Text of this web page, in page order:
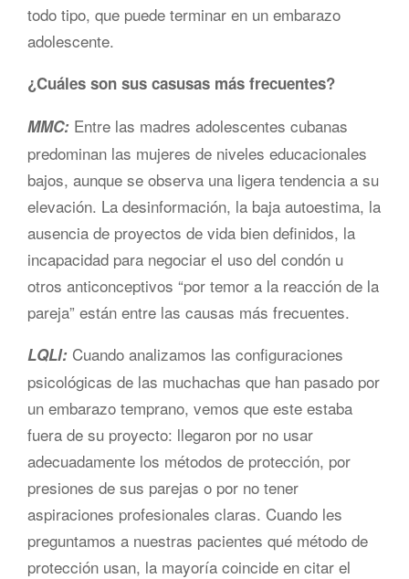
todo tipo, que puede terminar en un embarazo
adolescente.
¿Cuáles son sus casusas más frecuentes?
MMC: Entre las madres adolescentes cubanas
predominan las mujeres de niveles educacionales
bajos, aunque se observa una ligera tendencia a su
elevación. La desinformación, la baja autoestima, la
ausencia de proyectos de vida bien definidos, la
incapacidad para negociar el uso del condón u
otros anticonceptivos “por temor a la reacción de la
pareja” están entre las causas más frecuentes.
LQLl: Cuando analizamos las configuraciones
psicológicas de las muchachas que han pasado por
un embarazo temprano, vemos que este estaba
fuera de su proyecto: llegaron por no usar
adecuadamente los métodos de protección, por
presiones de sus parejas o por no tener
aspiraciones profesionales claras. Cuando les
preguntamos a nuestras pacientes qué método de
protección usan, la mayoría coincide en citar el